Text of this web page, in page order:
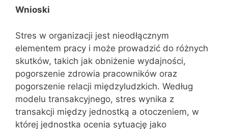
Wnioski
Stres w organizacji jest nieodłącznym
elementem pracy i może prowadzić do różnych
skutków, takich jak obniżenie wydajności,
pogorszenie zdrowia pracowników oraz
pogorszenie relacji międzyludzkich. Według
modelu transakcyjnego, stres wynika z
transakcji między jednostką a otoczeniem, w
której jednostka ocenia sytuację jako